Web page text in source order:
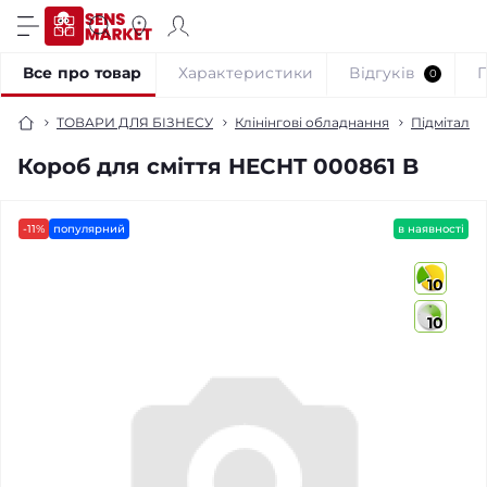
ТОВАРИ ДЛЯ БІЗНЕСУ Клінінгові обладнання
Короб для сміття HECHT 000861 B
Все про товар Характеристики Відгуків 0
-11% популярний в наявності
10
10